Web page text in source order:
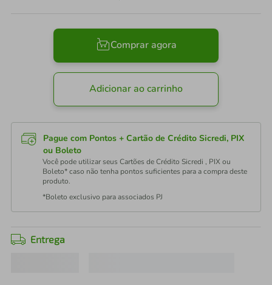
Comprar agora
Adicionar ao carrinho
Pague com Pontos + Cartão de Crédito Sicredi, PIX
ou Boleto
Você pode utilizar seus Cartões de Crédito Sicredi , PIX ou
Boleto* caso não tenha pontos suficientes para a compra deste
produto.
*Boleto exclusivo para associados PJ
Entrega